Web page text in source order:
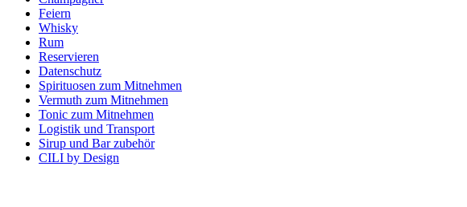
Feiern
Whisky
Rum
Reservieren
Datenschutz
Spirituosen zum Mitnehmen
Vermuth zum Mitnehmen
Tonic zum Mitnehmen
Logistik und Transport
Sirup und Bar zubehör
CILI by Design